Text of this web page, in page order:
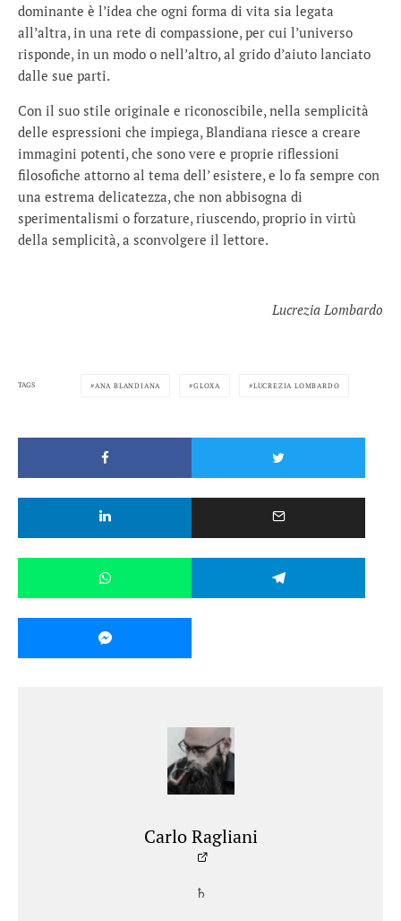
dominante è l’idea che ogni forma di vita sia legata
all’altra, in una rete di compassione, per cui l’universo
risponde, in un modo o nell’altro, al grido d’aiuto lanciato
dalle sue parti.
Con il suo stile originale e riconoscibile, nella semplicità
delle espressioni che impiega, Blandiana riesce a creare
immagini potenti, che sono vere e proprie riflessioni
filosofiche attorno al tema dell’ esistere, e lo fa sempre con
una estrema delicatezza, che non abbisogna di
sperimentalismi o forzature, riuscendo, proprio in virtù
della semplicità, a sconvolgere il lettore.
Lucrezia Lombardo
TAGS ANA BLANDIANA GLOXA LUCREZIA LOMBARDO
Carlo Ragliani
♄